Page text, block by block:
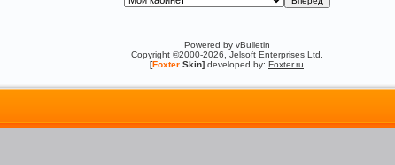
Powered by vBulletin
Copyright ©2000-2026, Jelsoft Enterprises Ltd
[Foxter Skin] developed by: Foxter.ru